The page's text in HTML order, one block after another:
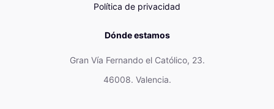
Política de privacidad
Dónde estamos
Gran Vía Fernando el Católico, 23.
46008. Valencia.